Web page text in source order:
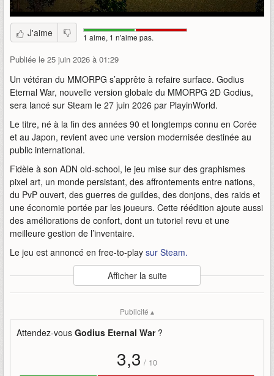
J'aime 1 aime, 1 n'aime pas.
Publiée le 25 juin 2026 à 01:29
Un vétéran du MMORPG s’apprête à refaire surface. Godius
Eternal War, nouvelle version globale du MMORPG 2D Godius,
sera lancé sur Steam le 27 juin 2026 par PlayinWorld.
Le titre, né à la fin des années 90 et longtemps connu en Corée
et au Japon, revient avec une version modernisée destinée au
public international.
Fidèle à son ADN old-school, le jeu mise sur des graphismes
pixel art, un monde persistant, des affrontements entre nations,
du PvP ouvert, des guerres de guildes, des donjons, des raids et
une économie portée par les joueurs. Cette réédition ajoute aussi
des améliorations de confort, dont un tutoriel revu et une
meilleure gestion de l’inventaire.
Le jeu est annoncé en free-to-play sur Steam.
Auteur
playinworld
: Andy
godius-eternal-war mmorpg
steam
war
Afficher la suite
Publicité ▴
Attendez-vous Godius Eternal War?
3,3 / 10